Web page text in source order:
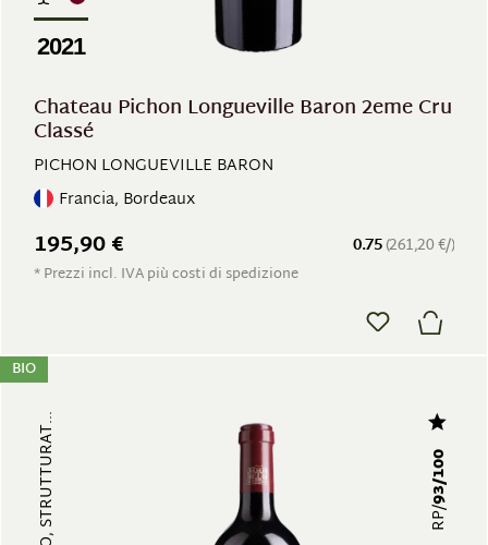
2021
Chateau Pichon Longueville Baron 2eme Cru
Classé
PICHON LONGUEVILLE BARON
Francia, Bordeaux
0.75(261,20 €/)
195,90 €
* Prezzi incl. IVA più costi di spedizione
BIO
RP/
93/100